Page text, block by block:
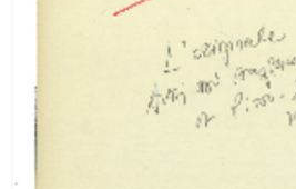
[Φάκελος] GR-As-
[Φάκελος] GR-As-
[Φάκελος] GR-As-
[Φάκελος] GR-As-
[Φάκελος] GR-As-